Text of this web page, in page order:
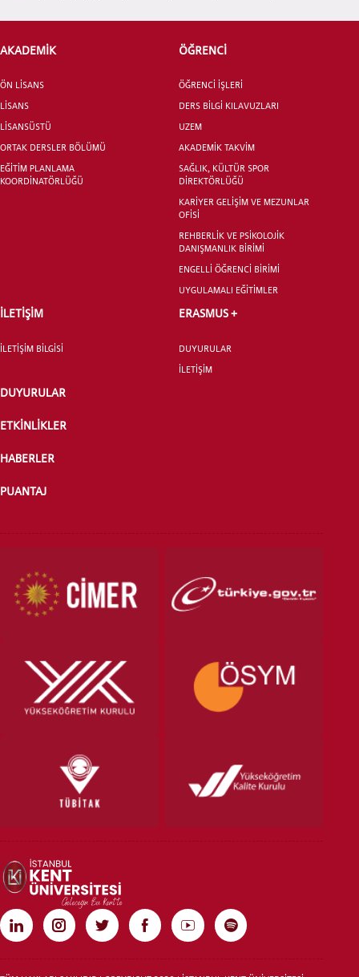
AKADEMİK
ÖN LİSANS
LİSANS
LİSANSÜSTÜ
ORTAK DERSLER BÖLÜMÜ
EĞİTİM PLANLAMA
KOORDİNATÖRLÜĞÜ
ÖĞRENCİ
ÖĞRENCİ İŞLERİ
DERS BİLGİ KILAVUZLARI
UZEM
AKADEMİK TAKVİM
SAĞLIK, KÜLTÜR SPOR
DİREKTÖRLÜĞÜ
KARİYER GELİŞİM VE MEZUNLAR
OFİSİ
REHBERLİK VE PSİKOLOJİK
DANIŞMANLIK BİRİMİ
ENGELLİ ÖĞRENCİ BİRİMİ
UYGULAMALI EĞİTİMLER
İLETİŞİM
İLETİŞİM BİLGİSİ
ERASMUS +
DUYURULAR
İLETİŞİM
DUYURULAR
ETKİNLİKLER
HABERLER
PUANTAJ